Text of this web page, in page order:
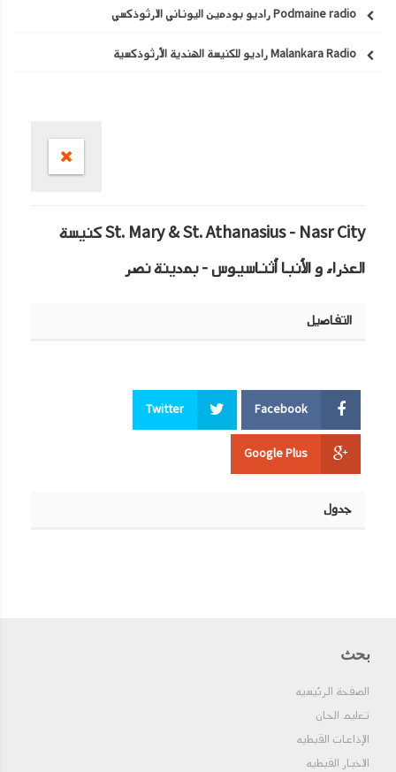
Podmaine radio راديو بودمين اليوناني الارثوذكسي
Malankara Radio راديو للكنيسة الهندية الأرثوذكسية
St. Mary & St. Athanasius - Nasr City كنيسة
العذراء و الأنبا أثناسيوس - بمدينة نصر
التفاصيل
Facebook
Twitter
Google Plus
جدول
بحث
الصفحة الرئيسيه
تعليم الحان
الإذاعات القبطيه
الاخبار القبطيه